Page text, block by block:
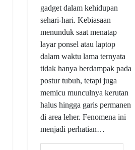
gadget dalam kehidupan
sehari-hari. Kebiasaan
menunduk saat menatap
layar ponsel atau laptop
dalam waktu lama ternyata
tidak hanya berdampak pada
postur tubuh, tetapi juga
memicu munculnya kerutan
halus hingga garis permanen
di area leher. Fenomena ini
menjadi perhatian…